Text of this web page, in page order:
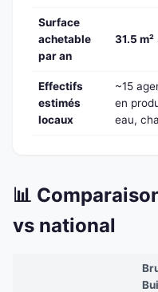
Surface
achetable
par an
31.5 m²
Effectifs
estimés
locaux
~15
en
eau,
📊
vs national